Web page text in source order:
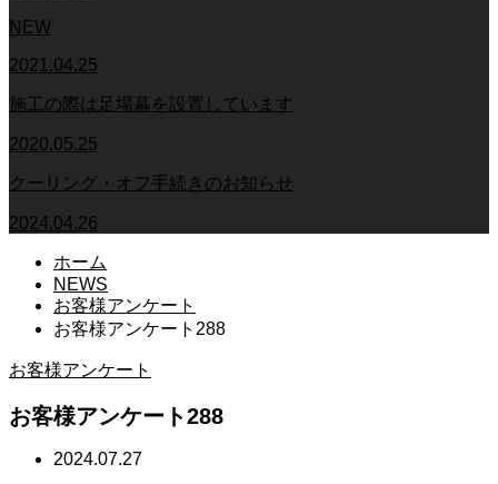
NEW
2021.04.25
施工の際は足場幕を設置しています
2020.05.25
クーリング・オフ手続きのお知らせ
2024.04.26
ホーム
NEWS
お客様アンケート
お客様アンケート288
お客様アンケート
お客様アンケート288
2024.07.27